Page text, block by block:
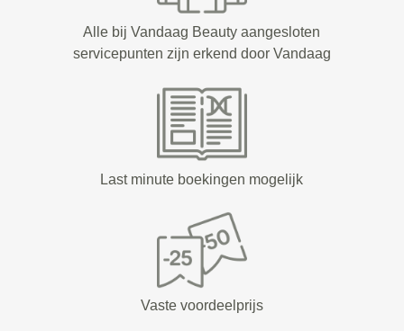
Alle bij Vandaag Beauty aangesloten
servicepunten zijn erkend door Vandaag
Last minute boekingen mogelijk
Vaste voordeelprijs